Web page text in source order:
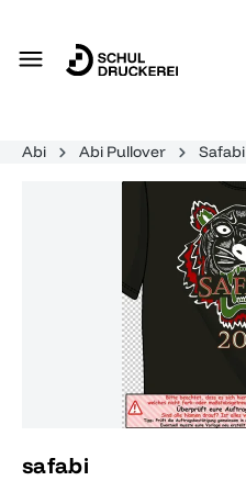
Abi Abi Pullover Safabi
Bildergalerie überspringen
safabi